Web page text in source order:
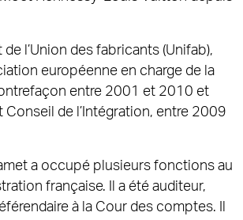
de l’Union des fabricants (Unifab),
européenne en charge de la
entre 2001 et 2010 et
Conseil de l’Intégration, entre 2009
a occupé plusieurs fonctions au
française. Il a été auditeur,
à la Cour des comptes. Il